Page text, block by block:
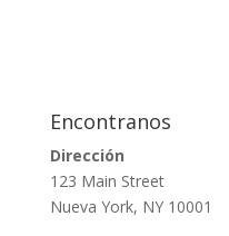
Encontranos
Dirección
123 Main Street
Nueva York, NY 10001